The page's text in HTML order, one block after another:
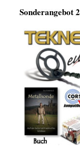
Sonderangebot 2